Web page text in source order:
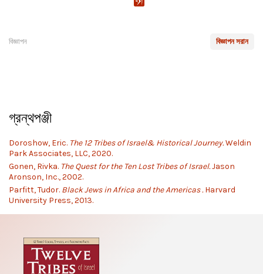
বিজ্ঞাপন সরান
বিজ্ঞাপন
গ্রন্থপঞ্জী
Doroshow, Eric. The 12 Tribes of Israel& Historical Journey.Weldin
Park Associates, LLC, 2020.
Gonen, Rivka. The Quest for the Ten Lost Tribes of Israel.Jason
Aronson, Inc., 2002.
Parfitt, Tudor. Black Jews in Africa and the Americas .Harvard
University Press, 2013.